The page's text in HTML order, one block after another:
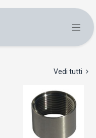
Vedi tutti